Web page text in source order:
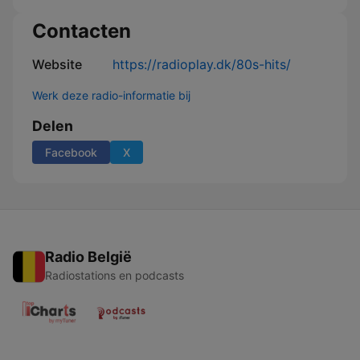
Contacten
Website https://radioplay.dk/80s-hits/
Werk deze radio-informatie bij
Delen
Facebook X
Radio België
Radiostations en podcasts